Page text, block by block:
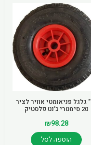
10" גלגל פניאומטי אוויר לציר
20 סימטרי ג'נט פלסטיק
₪98.28
הוספה לסל